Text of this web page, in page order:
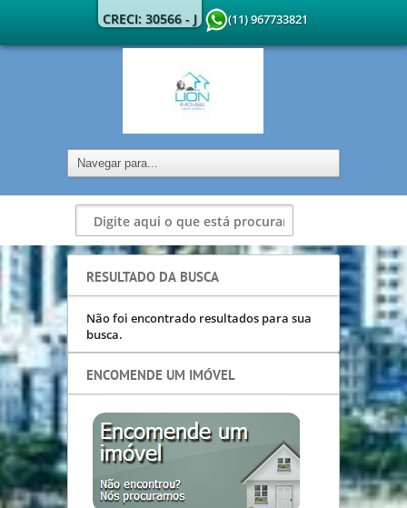
CRECI: 30566 - J (11) 967733821
RESULTADO DA BUSCA
Não foi encontrado resultados para sua
busca.
ENCOMENDE UM IMÓVEL